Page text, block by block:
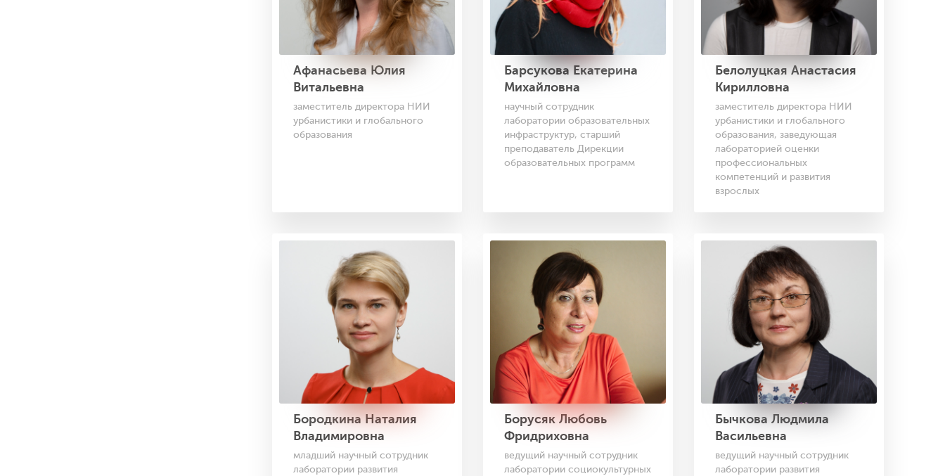
Афанасьева Юлия
Витальевна
заместитель директора НИИ
урбанистики и глобального
образования
Барсукова Екатерина
Михайловна
научный сотрудник
лаборатории образовательных
инфраструктур, старший
преподаватель Дирекции
образовательных программ
Белолуцкая Анастасия
Кирилловна
заместитель директора НИИ
урбанистики и глобального
образования, заведующая
лабораторией оценки
профессиональных
компетенций и развития
взрослых
Бородкина Наталия
Владимировна
младший научный сотрудник
лаборатории развития
Борусяк Любовь
Фридриховна
ведущий научный сотрудник
лаборатории социокультурных
Бычкова Людмила
Васильевна
ведущий научный сотрудник
лаборатории развития